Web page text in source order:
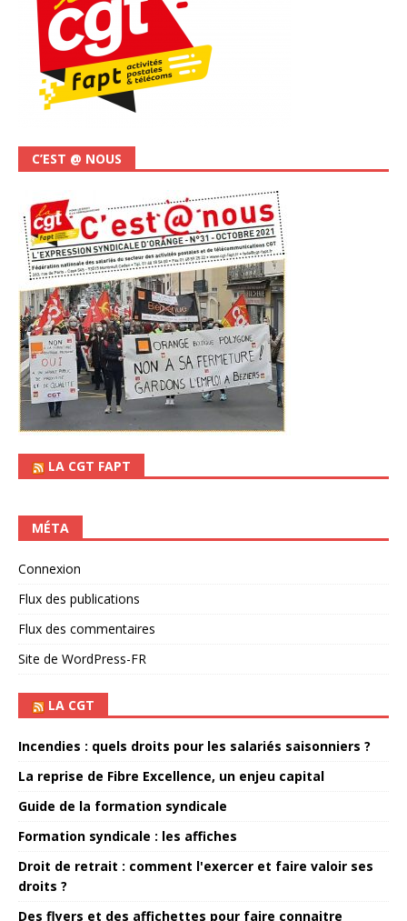
C’EST @ NOUS
LA CGT FAPT
MÉTA
Connexion
Flux des publications
Flux des commentaires
Site de WordPress-FR
LA CGT
Incendies : quels droits pour les salariés saisonniers ?
La reprise de Fibre Excellence, un enjeu capital
Guide de la formation syndicale
Formation syndicale : les affiches
Droit de retrait : comment l'exercer et faire valoir ses
droits ?
Des flyers et des affichettes pour faire connaitre